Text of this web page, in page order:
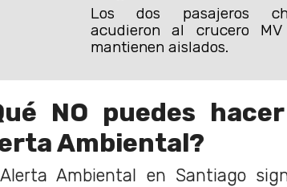
Los dos pasajeros
acudieron al crucero
mantienen aislados.
NO puedes
Ambiental?
Ambiental en Santiago